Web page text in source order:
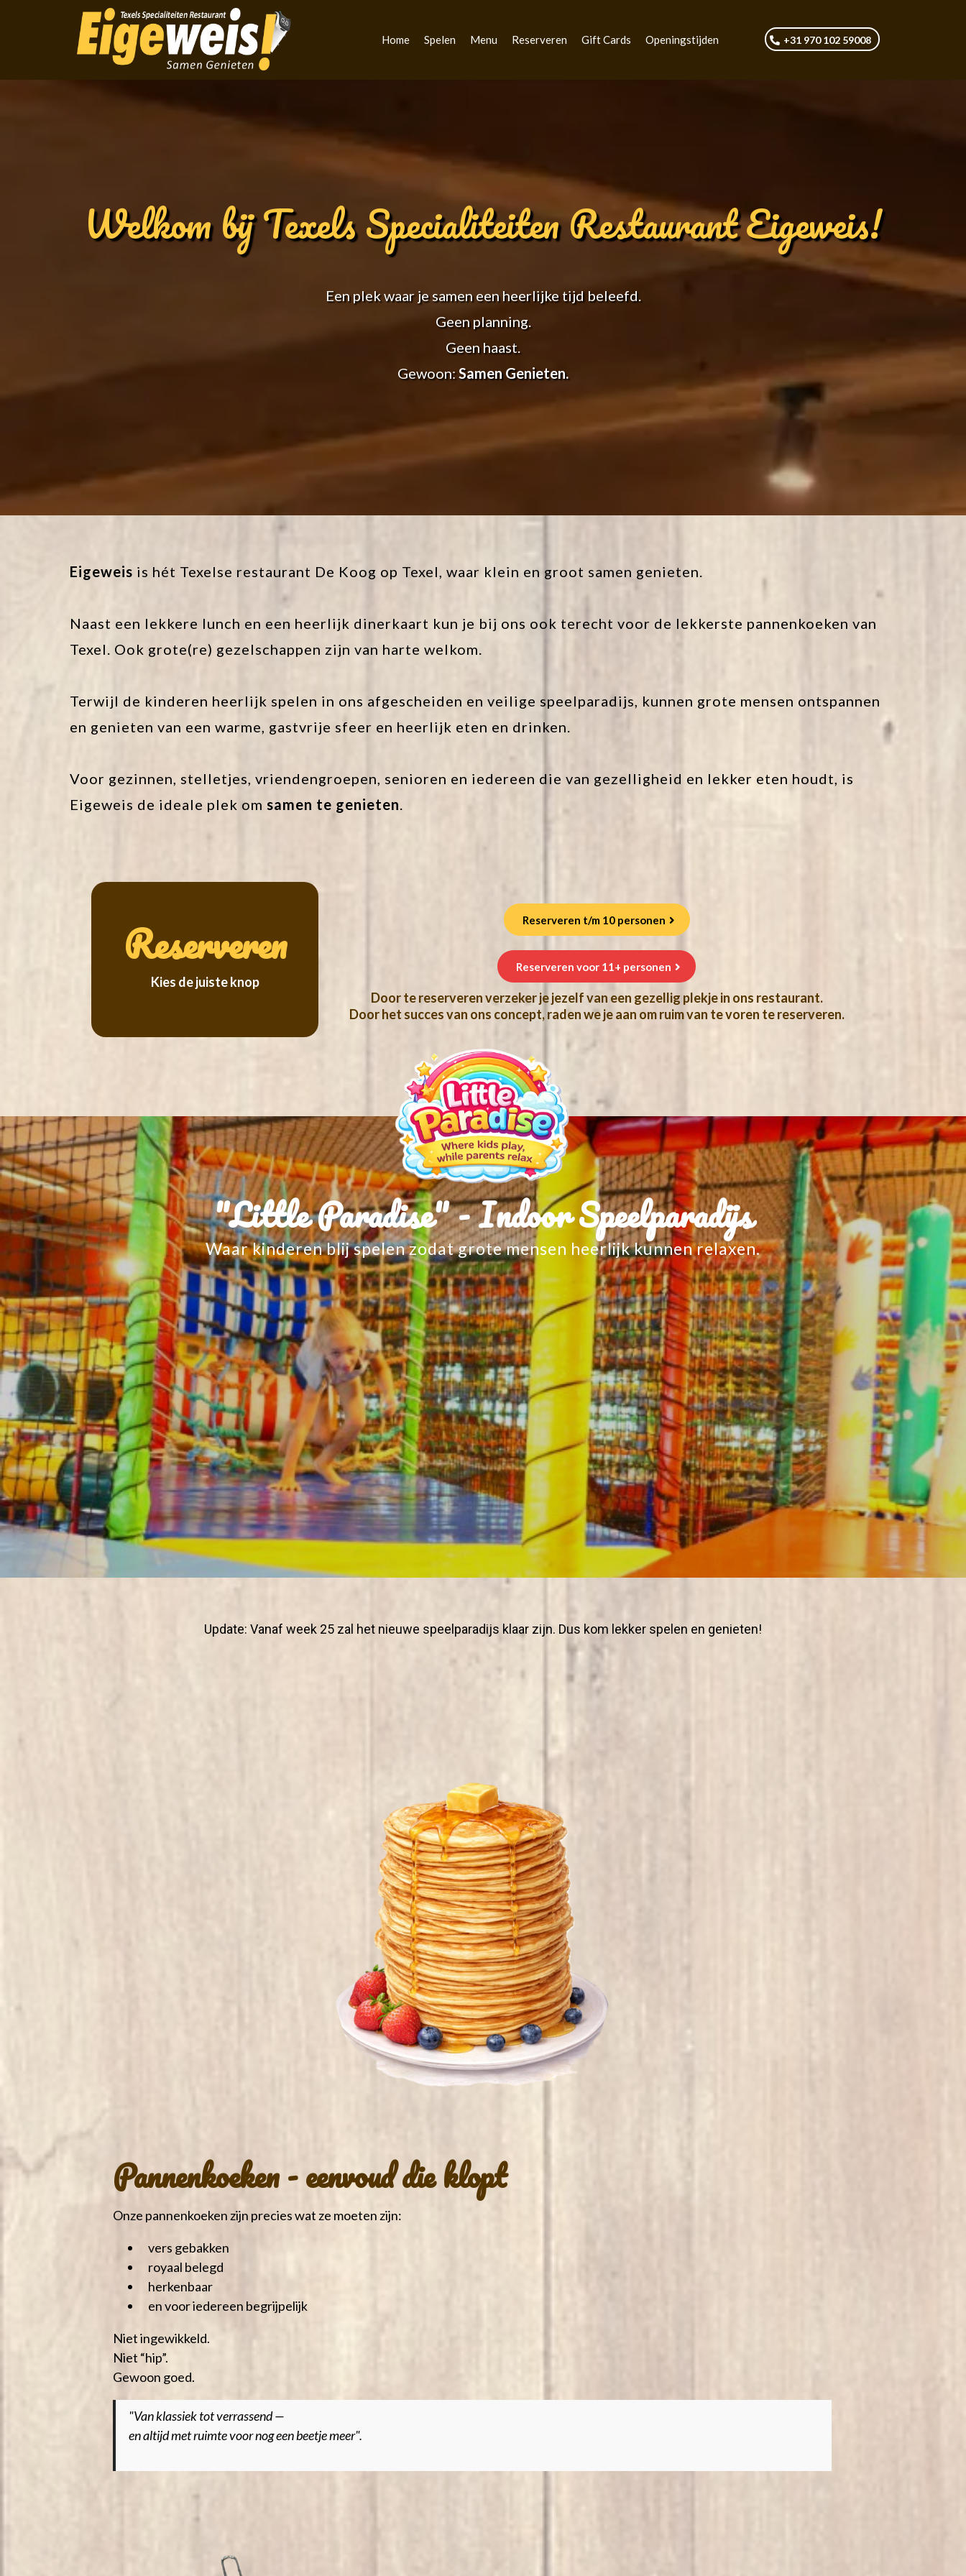
Home Spelen Menu Reserveren Gift Cards Openingstijden +31 970 102 59008
Welkom bij Texels Specialiteiten Restaurant Eigeweis!
Een plek waar je samen een heerlijke tijd beleefd.
Geen planning.
Geen haast.
Gewoon:Samen Genieten.
Eigeweis is hét Texelse restaurant De Koog op Texel, waar klein en groot samen genieten.
Naast een lekkere lunch en een heerlijk dinerkaart kun je bij ons ook terecht voor de lekkerste pannenkoeken van
Texel. Ook grote(re) gezelschappen zijn van harte welkom.
Terwijl de kinderen heerlijk spelen in ons afgescheiden en veilige speelparadijs, kunnen grote mensen ontspannen
en genieten van een warme, gastvrije sfeer en heerlijk eten en drinken.
Voor gezinnen, stelletjes, vriendengroepen, senioren en iedereen die van gezelligheid en lekker eten houdt, is
Eigeweis de ideale plek om samen te genieten.
Reserveren
Kies de juiste knop
Reserveren t/m 10 personen
Reserveren voor 11+ personen
Door te reserveren verzeker je jezelf van een gezellig plekje in ons restaurant.
Door het succes van ons concept, raden we je aan om ruim van te voren te reserveren.
"Little Paradise" - Indoor Speelparadijs
Waar kinderen blij spelen zodat grote mensen heerlijk kunnen relaxen.
Update: Vanaf week 25 zal het nieuwe speelparadijs klaar zijn. Dus kom lekker spelen en genieten!
Pannenkoeken - eenvoud die klopt
Onze pannenkoeken zijn precies wat ze moeten zijn:
vers gebakken
royaal belegd
herkenbaar
en voor iedereen begrijpelijk
Niet ingewikkeld.
Niet “hip”.
Gewoon goed.
"Van klassiek tot verrassend —
en altijd met ruimte voor nog een beetje meer".